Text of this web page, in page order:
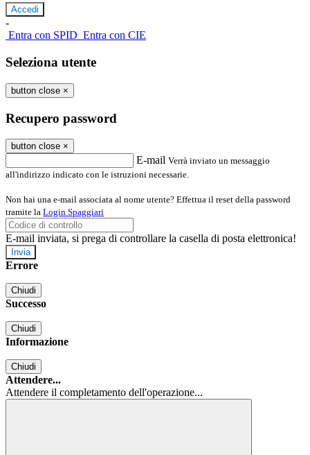
-
Entra con SPID Entra con CIE
Seleziona utente
button close ×
Recupero password
button close ×
E-mail Verrà inviato un messaggio
all'indirizzo indicato con le istruzioni necessarie.
Non hai una e-mail associata al nome utente? Effettua il reset della password
tramite la Login Spaggiari
E-mail inviata, si prega di controllare la casella di posta elettronica!
Errore
Chiudi
Successo
Chiudi
Informazione
Chiudi
Attendere...
Attendere il completamento dell'operazione...